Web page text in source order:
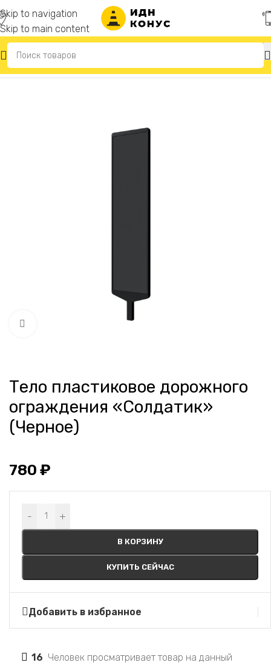
Skip to navigation
Skip to main content
Главная Дорожное ограждение «Солдатики»
Нажмите, чтобы увеличить
Тело пластиковое дорожного
ограждения «Солдатик»
(Черное)
780 ₽
- +
В КОРЗИНУ
КУПИТЬ СЕЙЧАС
Alternative:
Добавить в избранное
16 Человек просматривает товар на данный